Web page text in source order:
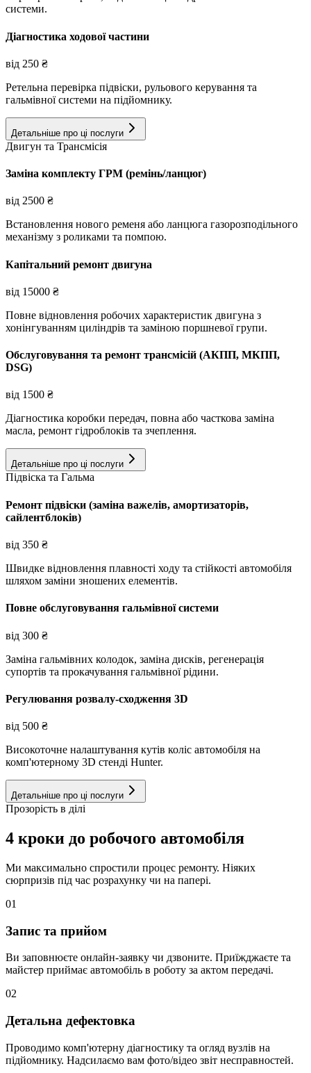
системи.
Діагностика ходової частини
від 250 ₴
Ретельна перевірка підвіски, рульового керування та
гальмівної системи на підйомнику.
Детальніше про ці послуги
Двигун та Трансмісія
Заміна комплекту ГРМ (ремінь/ланцюг)
від 2500 ₴
Встановлення нового ременя або ланцюга газорозподільного
механізму з роликами та помпою.
Капітальний ремонт двигуна
від 15000 ₴
Повне відновлення робочих характеристик двигуна з
хонінгуванням циліндрів та заміною поршневої групи.
Обслуговування та ремонт трансмісій (АКПП, МКПП,
DSG)
від 1500 ₴
Діагностика коробки передач, повна або часткова заміна
масла, ремонт гідроблоків та зчеплення.
Детальніше про ці послуги
Підвіска та Гальма
Ремонт підвіски (заміна важелів, амортизаторів,
сайлентблоків)
від 350 ₴
Швидке відновлення плавності ходу та стійкості автомобіля
шляхом заміни зношених елементів.
Повне обслуговування гальмівної системи
від 300 ₴
Заміна гальмівних колодок, заміна дисків, регенерація
супортів та прокачування гальмівної рідини.
Регулювання розвалу-сходження 3D
від 500 ₴
Високоточне налаштування кутів коліс автомобіля на
комп'ютерному 3D стенді Hunter.
Детальніше про ці послуги
Прозорість в ділі
4 кроки до робочого автомобіля
Ми максимально спростили процес ремонту. Ніяких
сюрпризів під час розрахунку чи на папері.
01
Запис та прийом
Ви заповнюєте онлайн-заявку чи дзвоните. Приїжджаєте та
майстер приймає автомобіль в роботу за актом передачі.
02
Детальна дефектовка
Проводимо комп'ютерну діагностику та огляд вузлів на
підйомнику. Надсилаємо вам фото/відео звіт несправностей.